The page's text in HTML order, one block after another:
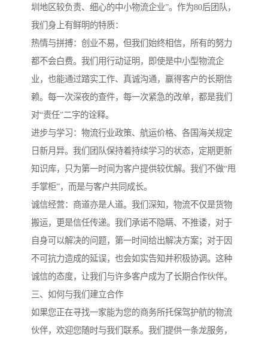
圳地区较负责、细心的中小物流企业”。作为80后团队，
我们身上有鲜明的特质：
热情与拼搏：创业不易，但我们始终相信，所有的努力
都不会白费。我们用行动证明，即使是中小型物流企
业，也能通过踏实工作、真诚沟通，赢得客户的长期信
赖。每一次深夜的查件，每一次紧急的改单，都是我们
对“责任”二字的诠释。
进步与学习：物流行业政策、航运价格、各国海关规定
日新月异。我们团队保持着持续学习的状态，定期更新
知识库，只为第一时间为客户提供较优解。我们不做“甩
手掌柜”，而是与客户共同成长。
诚信经营：商道亦是人道。我们深知，物流不仅是货物
搬运，更是信任传递。我们承诺不隐瞒、不推诿，对于
自身可以解决的问题，第一时间给出解决方案；对于因
不可抗力造成的延误，也会如实告知并积极协调。这种
诚信的态度，让我们与许多客户成为了长期合作伙伴。
三、如何与我们建立合作
如果您正在寻找一家能为您的商务所托保驾护航的物流
伙伴，欢迎您随时与我们联系。我们提供一条龙服务，